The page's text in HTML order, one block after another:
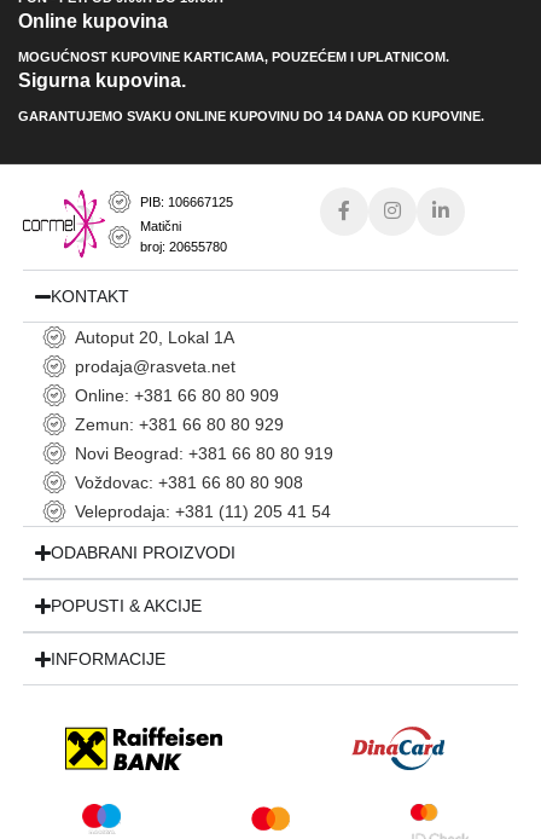
Online kupovina
MOGUĆNOST KUPOVINE KARTICAMA, POUZEĆEM I UPLATNICOM.
Sigurna kupovina.
GARANTUJEMO SVAKU ONLINE KUPOVINU DO 14 DANA OD KUPOVINE.
PIB: 106667125
Matični
broj: 20655780
KONTAKT
Autoput 20, Lokal 1A
prodaja@rasveta.net
Online: +381 66 80 80 909
Zemun: +381 66 80 80 929
Novi Beograd: +381 66 80 80 919
Voždovac: +381 66 80 80 908
Veleprodaja: +381 (11) 205 41 54
ODABRANI PROIZVODI
POPUSTI & AKCIJE
INFORMACIJE